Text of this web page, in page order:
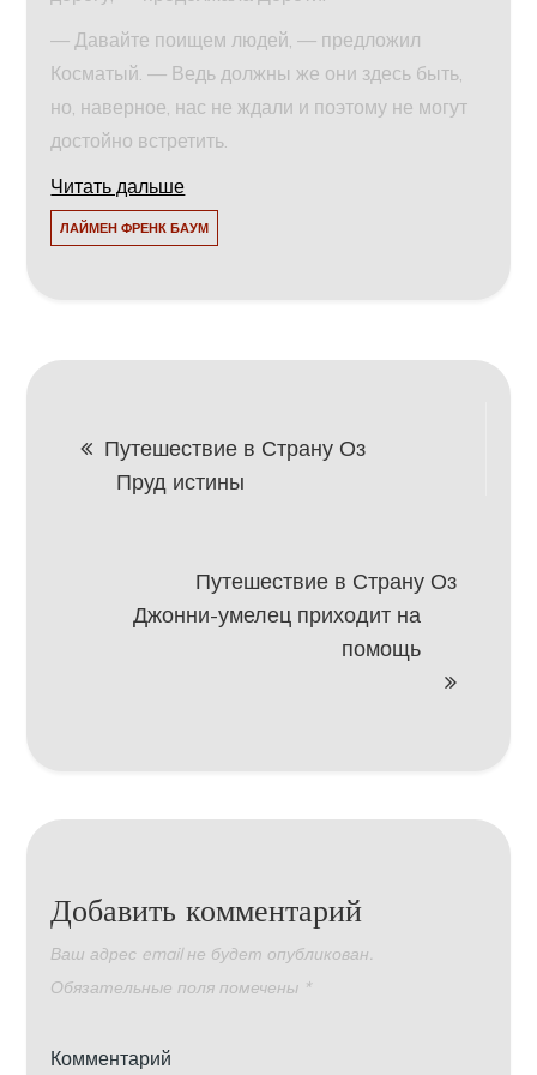
— Давайте поищем людей, — предложил
Косматый. — Ведь должны же они здесь быть,
но, наверное, нас не ждали и поэтому не могут
достойно встретить.
Читать дальше
ЛАЙМЕН ФРЕНК БАУМ
Навигация
записям
Путешествие в Страну Оз
Пруд истины
Путешествие в Страну Оз
Джонни-умелец приходит на
помощь
Добавить комментарий
Ваш адрес email не будет опубликован.
Обязательные поля помечены *
Комментарий